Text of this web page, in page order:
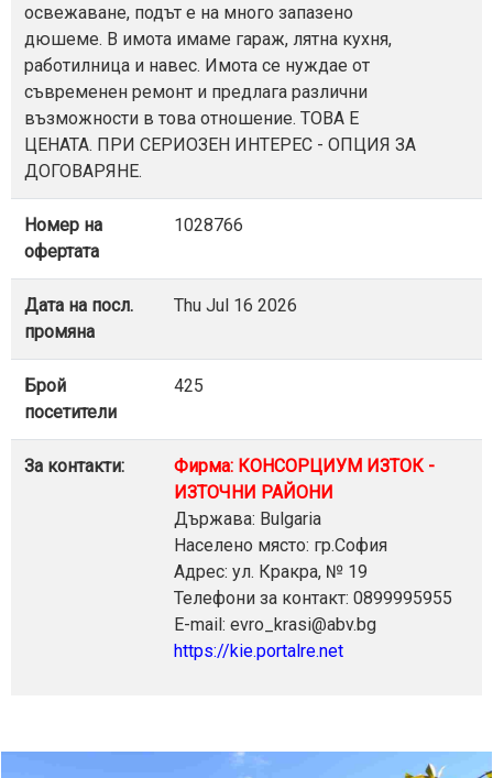
освежаване, подът е на много запазено
дюшеме. В имота имаме гараж, лятна кухня,
работилница и навес. Имота се нуждае от
съвременен ремонт и предлага различни
възможности в това отношение. ТОВА Е
ЦЕНАТА. ПРИ СЕРИОЗЕН ИНТЕРЕС - ОПЦИЯ ЗА
ДОГОВАРЯНЕ.
Номер на
офертата
1028766
Дата на посл.
промяна
Thu Jul 16 2026
Брой
посетители
425
За контакти:
Фирма: КОНСОРЦИУМ ИЗТОК -
ИЗТОЧНИ РАЙОНИ
Държава: Bulgaria
Населено място: гр.София
Адрес: ул. Кракра, № 19
Телефони за контакт: 0899995955
E-mail: evro_krasi@abv.bg
https://kie.portalre.net